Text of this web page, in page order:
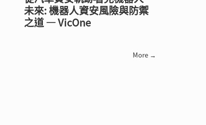
未來: 機器人資安風險與防禦
之道 — VicOne
More →